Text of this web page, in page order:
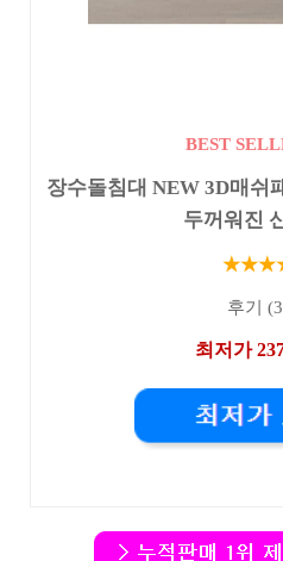
BEST
장수돌침대 NEW 3D매쉬
두꺼워진
후기
최저가